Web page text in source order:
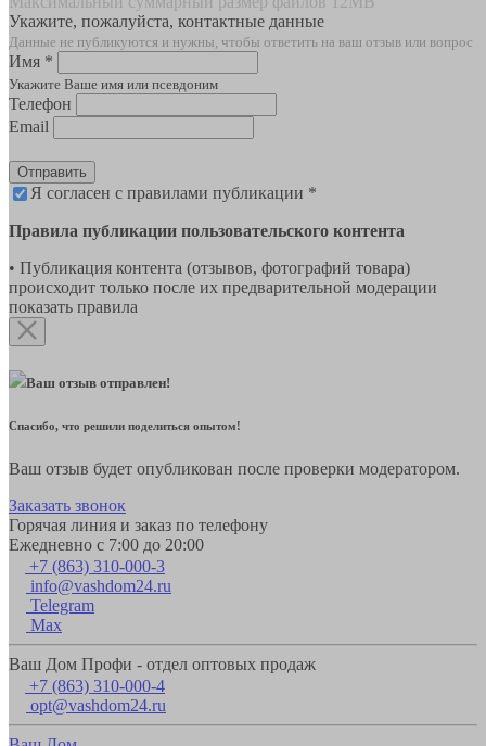
Укажите, пожалуйста, контактные данные
Данные не публикуются и нужны, чтобы ответить на ваш отзыв или вопрос
Имя *
Укажите Ваше имя или псевдоним
Телефон
Email
Отправить
Я согласен с правилами публикации *
Правила публикации пользовательского контента
• Публикация контента (отзывов, фотографий товара)
происходит только после их предварительной модерации
показать правила
Ваш отзыв отправлен!
Спасибо, что решили поделиться опытом!
Ваш отзыв будет опубликован после проверки модератором.
Заказать звонок
Горячая линия и заказ по телефону
Ежедневно с 7:00 до 20:00
+7 (863) 310-000-3
info@vashdom24.ru
Telegram
Max
Ваш Дом Профи - отдел оптовых продаж
+7 (863) 310-000-4
opt@vashdom24.ru